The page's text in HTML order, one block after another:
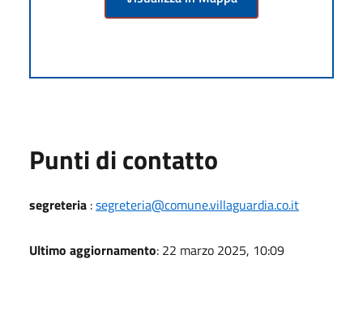
Punti di contatto
segreteria :segreteria@comune.villaguardia.co.it
Ultimo aggiornamento: 22 marzo 2025, 10:09